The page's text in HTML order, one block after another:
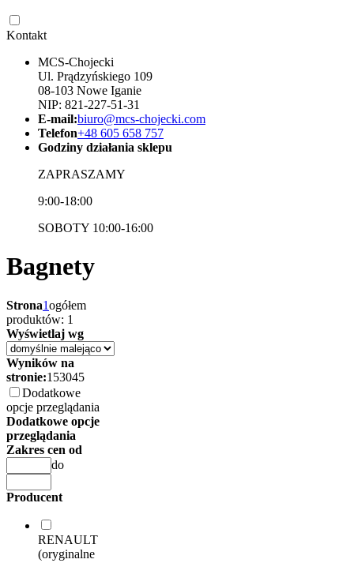
Kontakt
MCS-Chojecki
Ul. Prądzyńskiego 109
08-103 Nowe Iganie
NIP: 821-227-51-31
E-mail:biuro@mcs-chojecki.com
Telefon+48 605 658 757
Godziny działania sklepu
ZAPRASZAMY
9:00-18:00
SOBOTY 10:00-16:00
Bagnety
Strona1ogółem
produktów: 1
Wyświetlaj wg
Wyników na
stronie:153045
Dodatkowe
opcje przeglądania
Dodatkowe opcje
przeglądania
Zakres cen od
do
Producent
RENAULT
(oryginalne